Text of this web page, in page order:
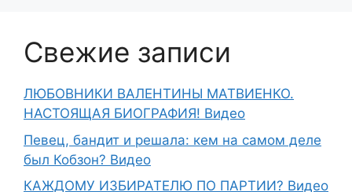
Свежие записи
ЛЮБОВНИКИ ВАЛЕНТИНЫ МАТВИЕНКО.
НАСТОЯЩАЯ БИОГРАФИЯ! Видео
Певец, бандит и решала: кем на самом деле
был Кобзон? Видео
КАЖДОМУ ИЗБИРАТЕЛЮ ПО ПАРТИИ? Видео